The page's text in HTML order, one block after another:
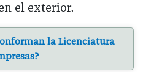
el exterior.
la Licenciatura